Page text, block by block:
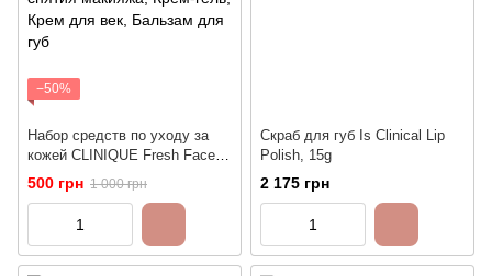
−50%
Набор средств по уходу за
кожей CLINIQUE Fresh Face
Forward | Бальзам для снятия
макияжа, Крем-гель, Крем
для век, Бальзам для губ
500 грн 1 000 грн
Скраб для губ Is Clinical Lip
Polish, 15g
2 175 грн